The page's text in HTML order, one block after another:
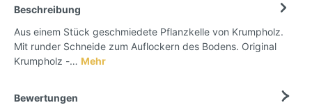
Beschreibung
Aus einem Stück geschmiedete Pflanzkelle von Krumpholz.
Mit runder Schneide zum Auflockern des Bodens. Original
Krumpholz -… Mehr
Bewertungen